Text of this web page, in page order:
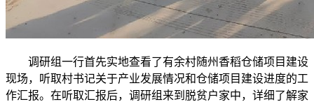
调研组一行首先实地查看了有余村随州香稻仓储项目建设
现场，听取村书记关于产业发展情况和仓储项目建设进度的工
作汇报。在听取汇报后，调研组来到脱贫户家中，详细了解家